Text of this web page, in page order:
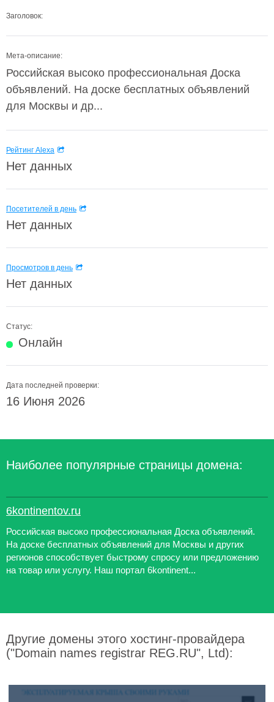
Заголовок:
Мета-описание:
Российская высоко профессиональная Доска
объявлений. На доске бесплатных объявлений
для Москвы и др...
Рейтинг Alexa
Нет данных
Посетителей в день
Нет данных
Просмотров в день
Нет данных
Статус:
Онлайн
Дата последней проверки:
16 Июня 2026
Наиболее популярные страницы домена:
6kontinentov.ru
Российская высоко профессиональная Доска объявлений.
На доске бесплатных объявлений для Москвы и других
регионов способствует быстрому спросу или предложению
на товар или услугу. Наш портал 6kontinent...
Другие домены этого хостинг-провайдера
("Domain names registrar REG.RU", Ltd):